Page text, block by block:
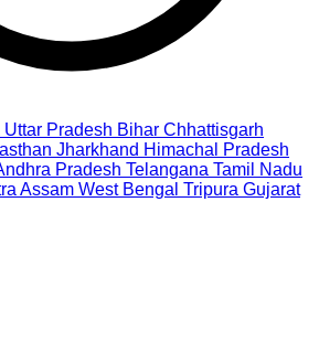
Uttar Pradesh Bihar Chhattisgarh
Jharkhand Himachal Pradesh
Pradesh Telangana Tamil Nadu
Assam West Bengal Tripura Gujarat